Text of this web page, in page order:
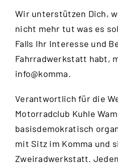
Wir unterstützen Dich,
nicht mehr tut was es
Falls Ihr Interesse und
Fahrradwerkstatt habt,
info@komma.
Verantwortlich für die
Motorradclub Kuhle
basisdemokratisch
mit Sitz im Komma und
Zweiradwerkstatt.